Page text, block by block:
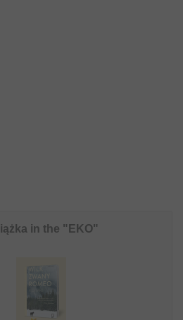
in the "EKO"